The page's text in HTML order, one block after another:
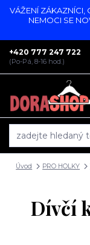
VÁŽENÍ ZÁKAZNÍCI,
NEMOCI SE
+420 777 247 722
(Po-Pá, 8-16 hod.)
Úvod PRO HOLKY
Dívčí